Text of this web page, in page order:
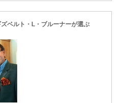
ベルト・L・ブルーナーが選ぶ